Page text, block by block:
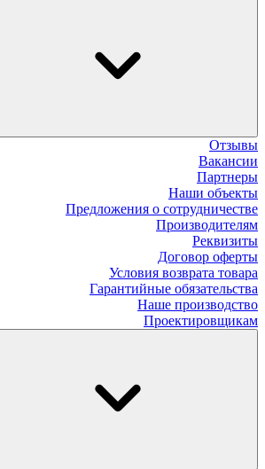
Отзывы
Вакансии
Партнеры
Наши объекты
Предложения о сотрудничестве
Производителям
Реквизиты
Договор оферты
Условия возврата товара
Гарантийные обязательства
Наше производство
Проектировщикам